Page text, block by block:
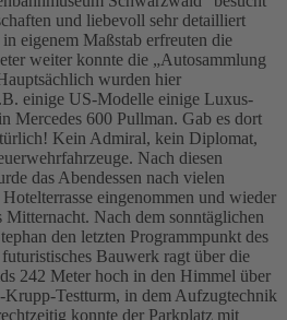
und liebevoll sehr detailliert
eigenem Maßstab erfreuten die
weiter konnte die „Autosammlung
wurden hier
einige US-Modelle einige Luxus-
Mercedes 600 Pullman. Gab es dort
Kein Admiral, kein Diplomat,
Nach diesen
das Abendessen nach vielen
eingenommen und wieder
Mitternacht. Nach dem sonntäglichen
den letzten Programmpunkt des
Bauwerk ragt über die
242 Meter hoch in den Himmel über
Testturm, in dem Aufzugtechnik
konnte der Parkplatz mit